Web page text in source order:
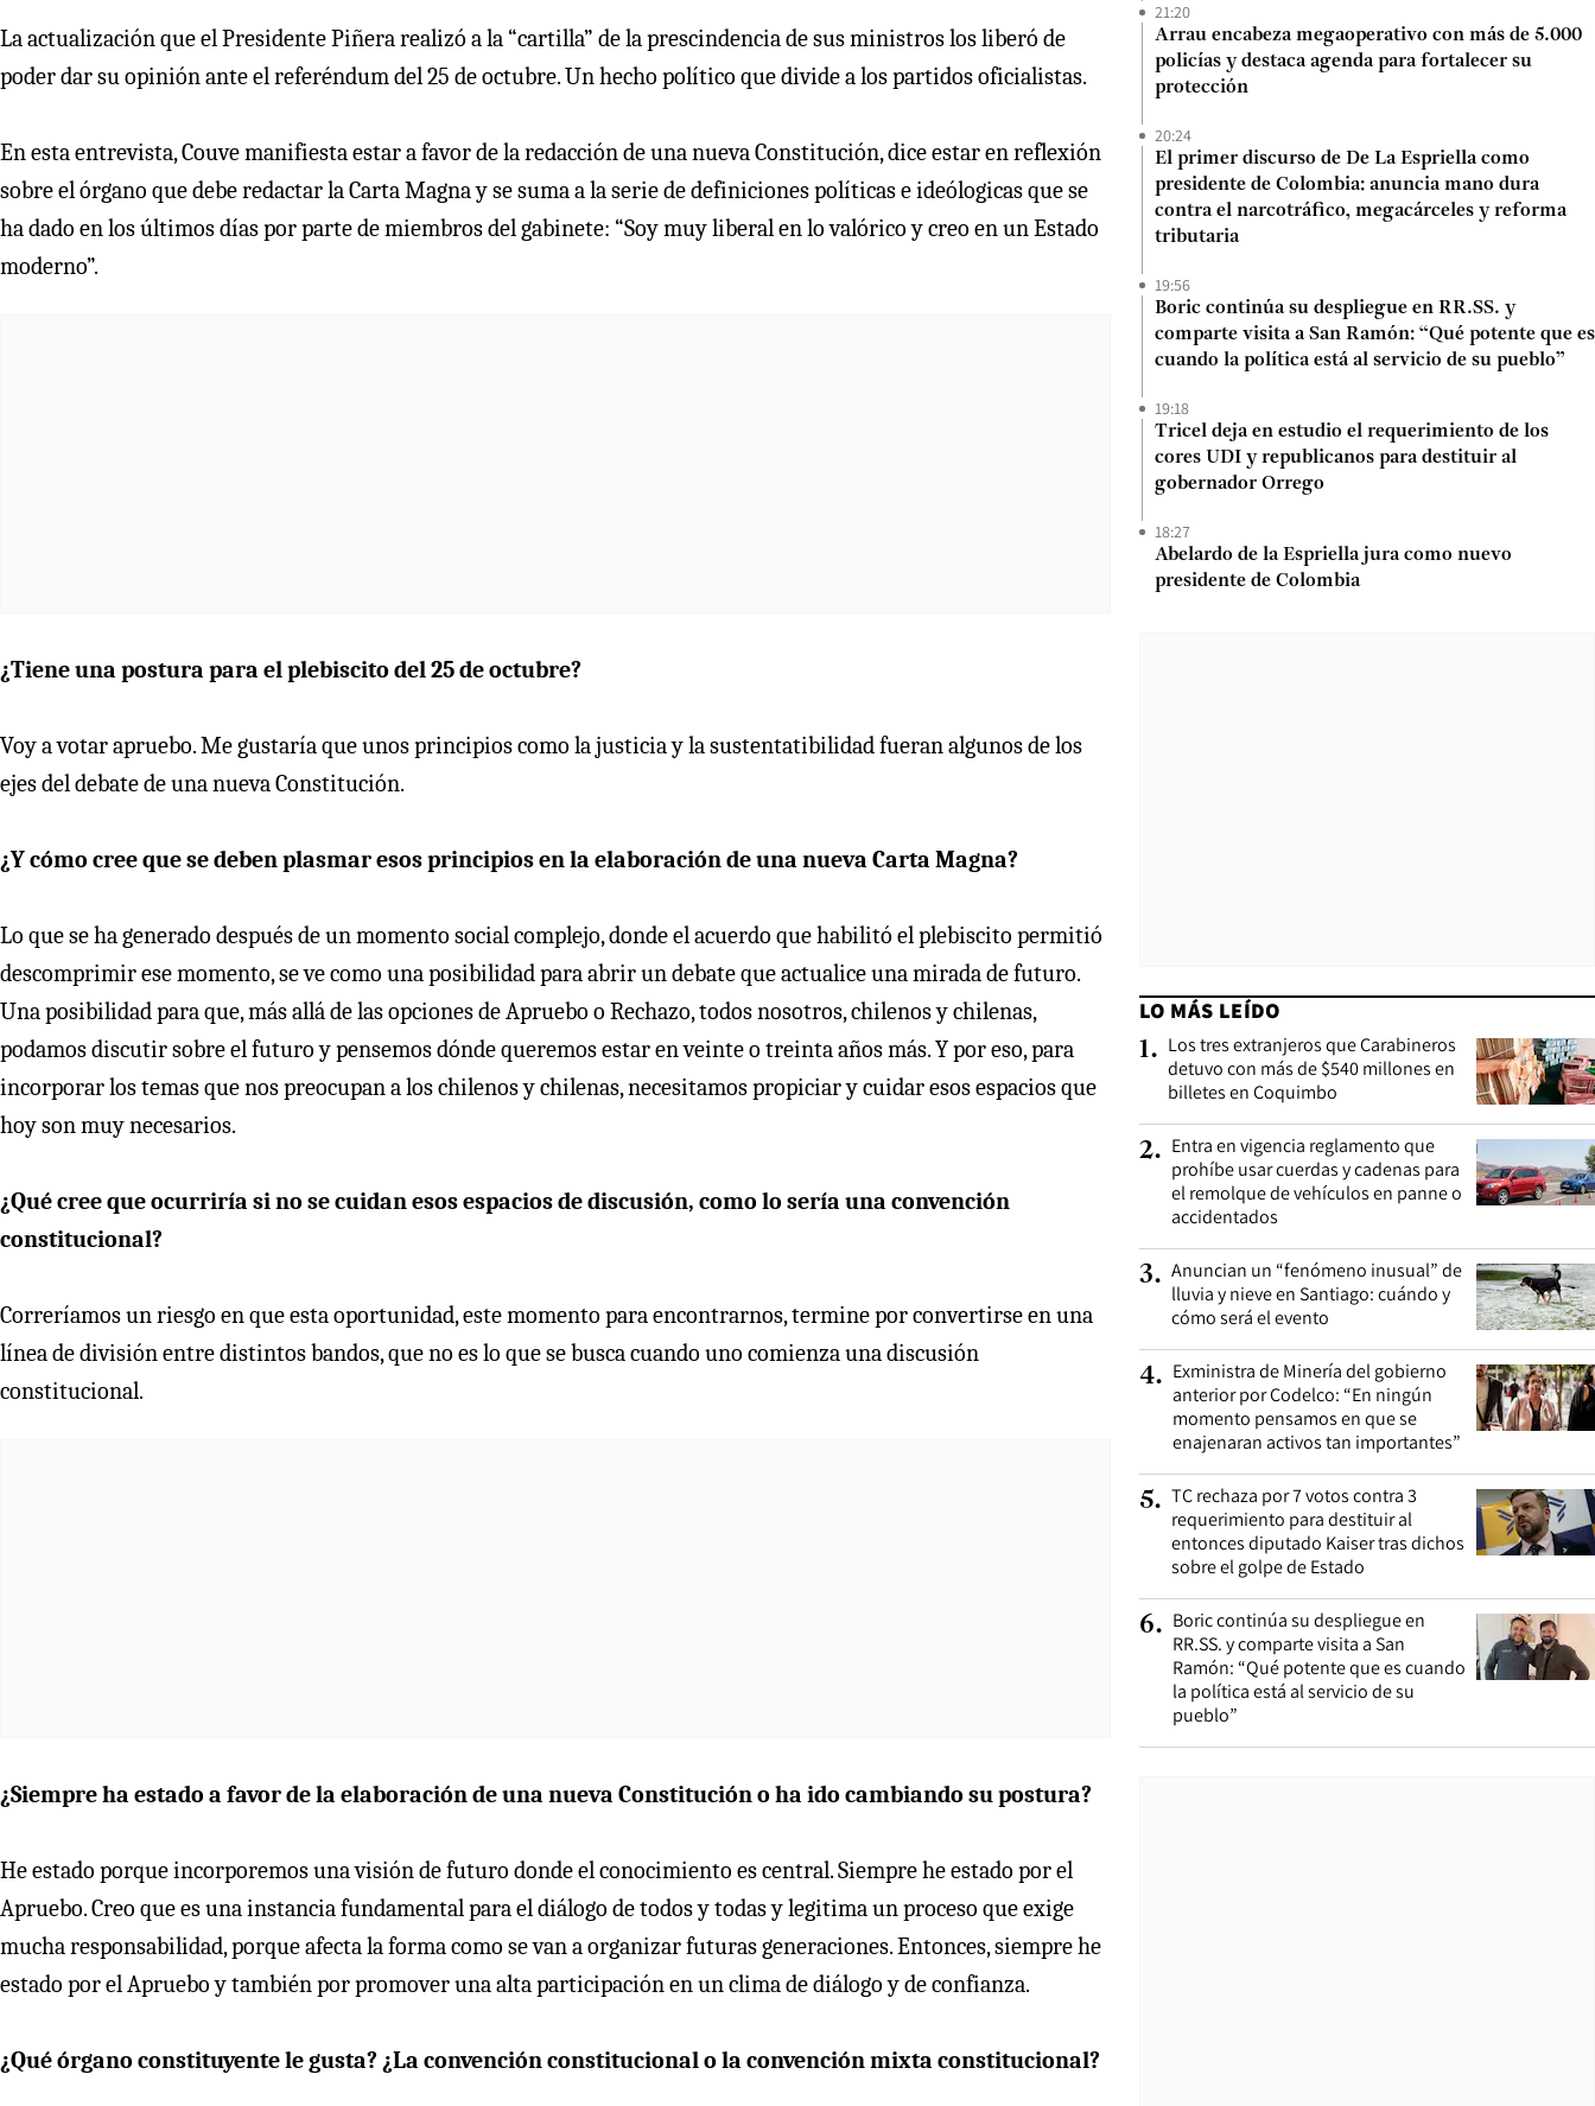
La actualización que el Presidente Piñera realizó a la “cartilla” de la prescindencia de sus ministros los liberó de
poder dar su opinión ante el referéndum del 25 de octubre. Un hecho político que divide a los partidos oficialistas.
En esta entrevista, Couve manifiesta estar a favor de la redacción de una nueva Constitución, dice estar en reflexión
sobre el órgano que debe redactar la Carta Magna y se suma a la serie de definiciones políticas e ideólogicas que se
ha dado en los últimos días por parte de miembros del gabinete: “Soy muy liberal en lo valórico y creo en un Estado
moderno”.
¿Tiene una postura para el plebiscito del 25 de octubre?
Voy a votar apruebo. Me gustaría que unos principios como la justicia y la sustentatibilidad fueran algunos de los
ejes del debate de una nueva Constitución.
¿Y cómo cree que se deben plasmar esos principios en la elaboración de una nueva Carta Magna?
Lo que se ha generado después de un momento social complejo, donde el acuerdo que habilitó el plebiscito permitió
descomprimir ese momento, se ve como una posibilidad para abrir un debate que actualice una mirada de futuro.
Una posibilidad para que, más allá de las opciones de Apruebo o Rechazo, todos nosotros, chilenos y chilenas,
podamos discutir sobre el futuro y pensemos dónde queremos estar en veinte o treinta años más. Y por eso, para
incorporar los temas que nos preocupan a los chilenos y chilenas, necesitamos propiciar y cuidar esos espacios que
hoy son muy necesarios.
¿Qué cree que ocurriría si no se cuidan esos espacios de discusión, como lo sería una convención
constitucional?
Correríamos un riesgo en que esta oportunidad, este momento para encontrarnos, termine por convertirse en una
línea de división entre distintos bandos, que no es lo que se busca cuando uno comienza una discusión
constitucional.
¿Siempre ha estado a favor de la elaboración de una nueva Constitución o ha ido cambiando su postura?
He estado porque incorporemos una visión de futuro donde el conocimiento es central. Siempre he estado por el
Apruebo. Creo que es una instancia fundamental para el diálogo de todos y todas y legitima un proceso que exige
mucha responsabilidad, porque afecta la forma como se van a organizar futuras generaciones. Entonces, siempre he
estado por el Apruebo y también por promover una alta participación en un clima de diálogo y de confianza.
¿Qué órgano constituyente le gusta? ¿La convención constitucional o la convención mixta constitucional?
21:20
Arrau encabeza megaoperativo con más de 5.000
policías y destaca agenda para fortalecer su
protección
20:24
El primer discurso de De La Espriella como
presidente de Colombia: anuncia mano dura
contra el narcotráfico, megacárceles y reforma
tributaria
19:56
Boric continúa su despliegue en RR.SS. y
comparte visita a San Ramón: “Qué potente que es
cuando la política está al servicio de su pueblo”
19:18
Tricel deja en estudio el requerimiento de los
cores UDI y republicanos para destituir al
gobernador Orrego
18:27
Abelardo de la Espriella jura como nuevo
presidente de Colombia
LO MÁS LEÍDO
1. Los tres extranjeros que Carabineros
detuvo con más de $540 millones en
billetes en Coquimbo
2. Entra en vigencia reglamento que
prohíbe usar cuerdas y cadenas para
el remolque de vehículos en panne o
accidentados
3. Anuncian un “fenómeno inusual” de
lluvia y nieve en Santiago: cuándo y
cómo será el evento
4. Exministra de Minería del gobierno
anterior por Codelco: “En ningún
momento pensamos en que se
enajenaran activos tan importantes”
5. TC rechaza por 7 votos contra 3
requerimiento para destituir al
entonces diputado Kaiser tras dichos
sobre el golpe de Estado
6. Boric continúa su despliegue en
RR.SS. y comparte visita a San
Ramón: “Qué potente que es cuando
la política está al servicio de su
pueblo”